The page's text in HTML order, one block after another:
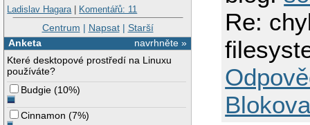
Ladislav Hagara| Komentářů: 11
Centrum | Napsat| Starší
navrhněte »
Anketa
Které desktopové prostředí na Linuxu
používáte?
Budgie (10%)
Cinnamon (7%)
Re: